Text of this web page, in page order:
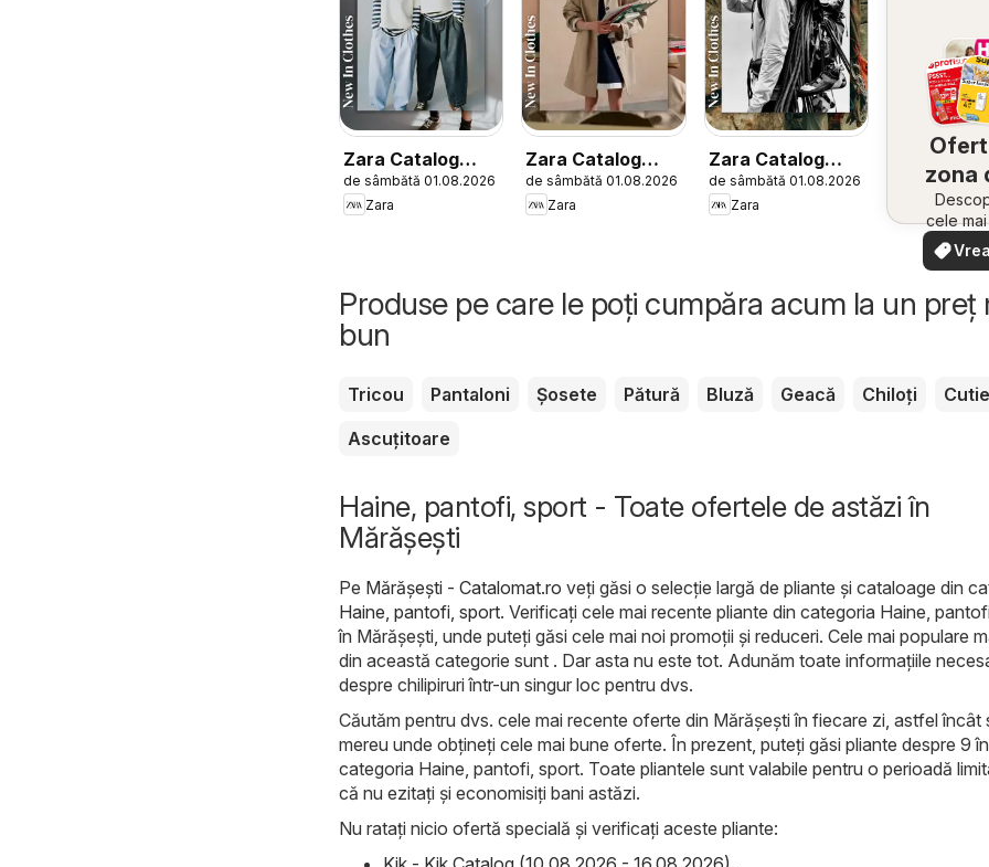
Zara Catalog
Boys
de sâmbătă 01.08.2026
Zara
Zara Catalog
Girls
de sâmbătă 01.08.2026
Zara
Zara Catalog
Men
de sâmbătă 01.08.2026
Zara
zona
cele
oferte
văd
Produse pe care le poți cumpăra acum la un preț
bun
Tricou Pantaloni Șosete Pătură Bluză Geacă Chiloți
Cutie
Ascuțitoare
Haine, pantofi, sport - Toate ofertele de astăzi în
Mărășești
Pe Mărășești - Catalomat.ro veți găsi o selecție largă de pliante și cataloage din
Haine, pantofi, sport. Verificați cele mai recente pliante din categoria Haine,
în Mărășești, unde puteți găsi cele mai noi promoții și reduceri. Cele mai populare
din această categorie sunt . Dar asta nu este tot. Adunăm toate informațiile
despre chilipiruri într-un singur loc pentru dvs.
Căutăm pentru dvs. cele mai recente oferte din Mărășești în fiecare zi, astfel încât
mereu unde obțineți cele mai bune oferte. În prezent, puteți găsi pliante despre 9 în
categoria Haine, pantofi, sport. Toate pliantele sunt valabile pentru o perioadă
că nu ezitați și economisiți bani astăzi.
Nu ratați nicio ofertă specială și verificați aceste pliante: